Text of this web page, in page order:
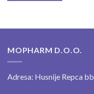
MOPHARM D.O.O.
Adresa: Husnije Repca bb